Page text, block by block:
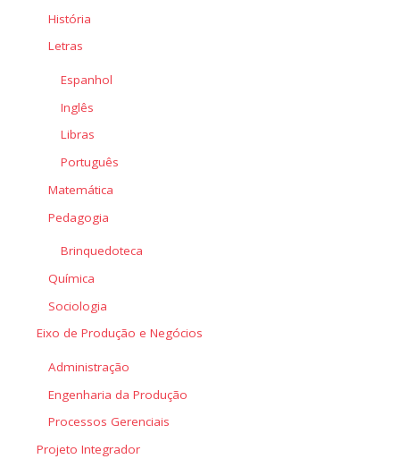
História
Letras
Espanhol
Inglês
Libras
Português
Matemática
Pedagogia
Brinquedoteca
Química
Sociologia
Eixo de Produção e Negócios
Administração
Engenharia da Produção
Processos Gerenciais
Projeto Integrador